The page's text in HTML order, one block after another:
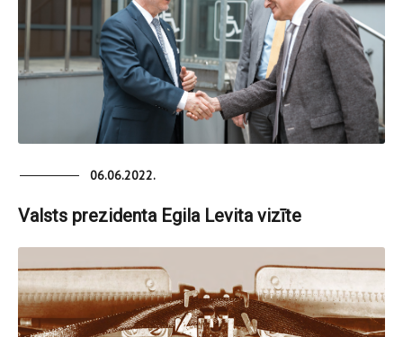
06.06.2022.
Valsts prezidenta Egila Levita vizīte